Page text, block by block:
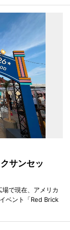
サンセッ
で現在、アメリカ
ベント「Red Brick